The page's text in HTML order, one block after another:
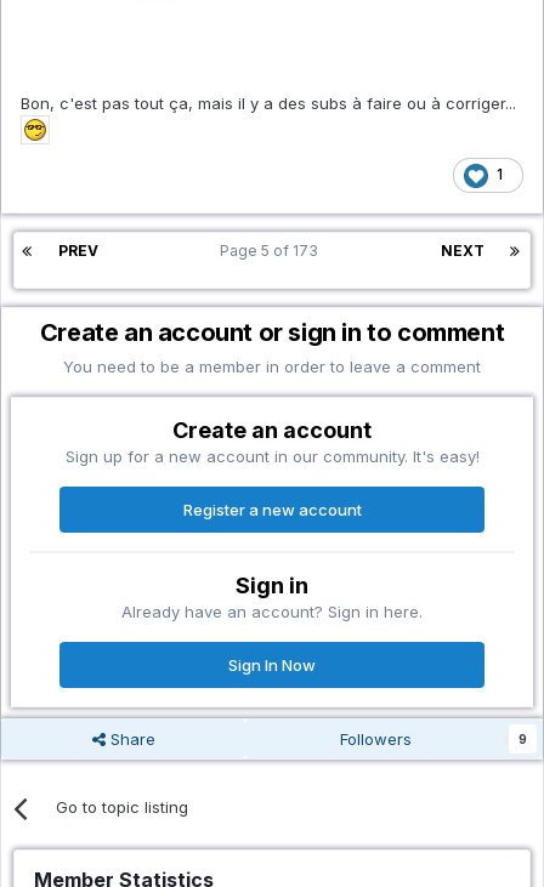
Bon, c'est pas tout ça, mais il y a des subs à faire ou à corriger...
1
PREV NEXT
Page 5 of 173
Create an account or sign in to comment
You need to be a member in order to leave a comment
Create an account
Sign up for a new account in our community. It's easy!
Register a new account
Sign in
Already have an account? Sign in here.
Sign In Now
Share Followers 9
Go to topic listing
Member Statistics